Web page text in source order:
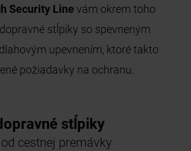
Security Line vám okrem toho
stĺpiky so spevneným
upevnením, ktoré takto
požiadavky na ochranu.
stĺpiky
cestnej premávky